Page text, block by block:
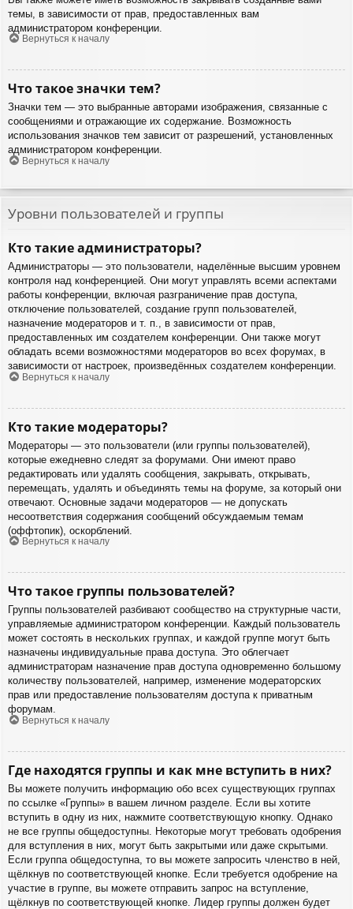
темы, в зависимости от прав, предоставленных вам
администратором конференции.
Вернуться к началу
Что такое значки тем?
Значки тем — это выбранные авторами изображения, связанные с
сообщениями и отражающие их содержание. Возможность
использования значков тем зависит от разрешений, установленных
администратором конференции.
Вернуться к началу
Уровни пользователей и группы
Кто такие администраторы?
Администраторы — это пользователи, наделённые высшим уровнем
контроля над конференцией. Они могут управлять всеми аспектами
работы конференции, включая разграничение прав доступа,
отключение пользователей, создание групп пользователей,
назначение модераторов и т. п., в зависимости от прав,
предоставленных им создателем конференции. Они также могут
обладать всеми возможностями модераторов во всех форумах, в
зависимости от настроек, произведённых создателем конференции.
Вернуться к началу
Кто такие модераторы?
Модераторы — это пользователи (или группы пользователей),
которые ежедневно следят за форумами. Они имеют право
редактировать или удалять сообщения, закрывать, открывать,
перемещать, удалять и объединять темы на форуме, за который они
отвечают. Основные задачи модераторов — не допускать
несоответствия содержания сообщений обсуждаемым темам
(оффтопик), оскорблений.
Вернуться к началу
Что такое группы пользователей?
Группы пользователей разбивают сообщество на структурные части,
управляемые администратором конференции. Каждый пользователь
может состоять в нескольких группах, и каждой группе могут быть
назначены индивидуальные права доступа. Это облегчает
администраторам назначение прав доступа одновременно большому
количеству пользователей, например, изменение модераторских
прав или предоставление пользователям доступа к приватным
форумам.
Вернуться к началу
Где находятся группы и как мне вступить в них?
Вы можете получить информацию обо всех существующих группах
по ссылке «Группы» в вашем личном разделе. Если вы хотите
вступить в одну из них, нажмите соответствующую кнопку. Однако
не все группы общедоступны. Некоторые могут требовать одобрения
для вступления в них, могут быть закрытыми или даже скрытыми.
Если группа общедоступна, то вы можете запросить членство в ней,
щёлкнув по соответствующей кнопке. Если требуется одобрение на
участие в группе, вы можете отправить запрос на вступление,
щёлкнув по соответствующей кнопке. Лидер группы должен будет